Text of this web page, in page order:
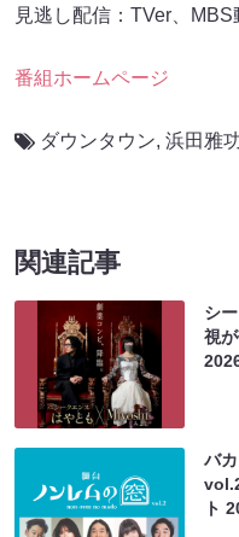
見逃し配信：TVer、MBS
番組ホームページ
ダウンタウン, 浜田雅
関連記事
シ
視
バ
ト